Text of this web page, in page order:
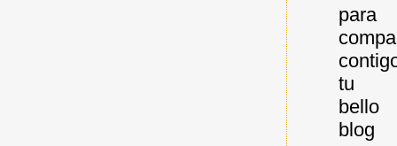
para
tu
bello
blog